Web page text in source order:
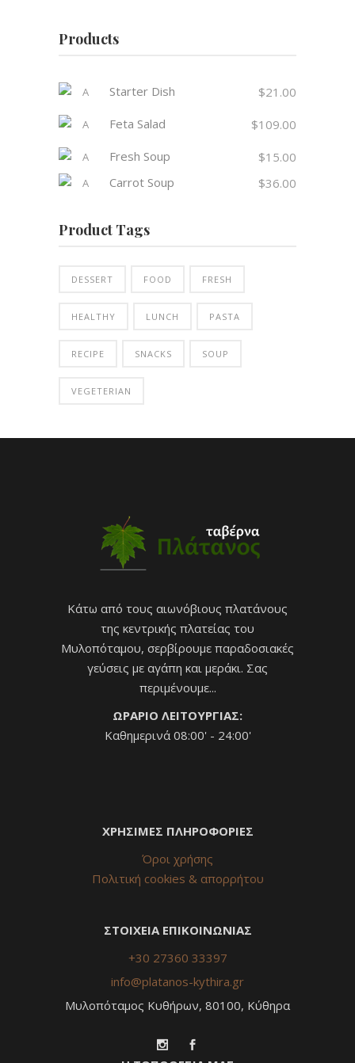
Products
Starter Dish $21.00
Feta Salad
$109.00
Fresh Soup
$15.00
Carrot Soup
$36.00
Product Tags
DESSERT FOOD FRESH
HEALTHY LUNCH PASTA
RECIPE SNACKS SOUP
VEGETERIAN
Κάτω από τους αιωνόβιους πλατάνους
της κεντρικής πλατείας του
Μυλοπόταμου, σερβίρουμε παραδοσιακές
γεύσεις με αγάπη και μεράκι. Σας
περιμένουμε...
ΩΡΑΡΙΟ ΛΕΙΤΟΥΡΓΙΑΣ:
Καθημερινά 08:00' - 24:00'
ΧΡΗΣΙΜΕΣ ΠΛΗΡΟΦΟΡΙΕΣ
Όροι χρήσης
Πολιτική cookies & απορρήτου
ΣΤΟΙΧΕΙΑ ΕΠΙΚΟΙΝΩΝΙΑΣ
+30 27360 33397
info@platanos-kythira.gr
Μυλοπόταμος Κυθήρων, 80100, Κύθηρα